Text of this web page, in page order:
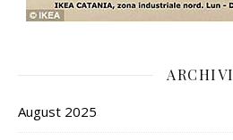
ARCHIVI
August 2025